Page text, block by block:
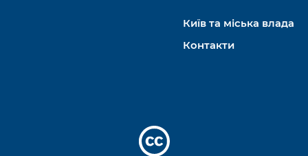
Київ та міська влада
Контакти